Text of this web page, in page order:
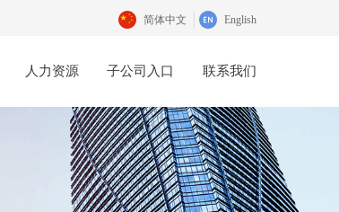
简体中文 English
人力资源 子公司入口 联系我们